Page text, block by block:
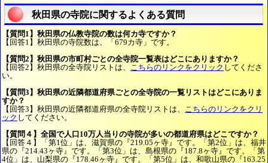
秋田県の寺院に関するよくある質問
【質問1】秋田県の仏教寺院の数は何カ寺ですか？
【回答1】秋田県の寺院数は、「679カ寺」です。
【質問2】秋田県の市町村ごとの全寺院一覧表はどこにありますか？
【回答2】秋田県の全寺院リストは、 こちらのリンクをクリック してくださ
い。
【質問3】秋田県の近隣都道府県ごとの全寺院の一覧リストはどこにありま
すか？
【回答3】秋田県の近隣都道府県の全寺院リストは、 こちらのリンクをクリ
ック してください。
【質問４】全国で人口10万人当りの寺院が多いの都道府県はどこですか？
【回答４】「第1位」は、滋賀県の『219.05ヶ寺』です。「第2位」は、福井
県の『214.43ヶ寺』です。「第3位」は、島根県の『187.8ヶ寺』です。「第
4位」は、山梨県の『178.46ヶ寺』です。「第5位」は、和歌山県の『163.25